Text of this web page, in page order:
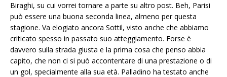
Biraghi, su cui vorrei tornare a parte su altro post. Beh, Parisi
può essere una buona seconda linea, almeno per questa
stagione. Va elogiato ancora Sottil, visto anche che abbiamo
criticato spesso in passato suo atteggiamento. Forse è
davvero sulla strada giusta e la prima cosa che penso abbia
capito, che non ci si può accontentare di una prestazione o di
un gol, specialmente alla sua età. Palladino ha testato anche